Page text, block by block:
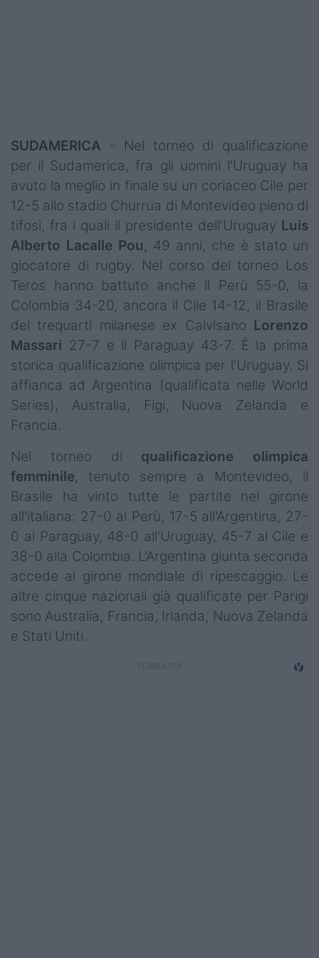
SUDAMERICA - Nel torneo di qualificazione
per il Sudamerica, fra gli uomini l'Uruguay ha
avuto la meglio in finale su un coriaceo Cile per
12-5 allo stadio Churrua di Montevideo pieno di
tifosi, fra i quali il presidente dell'Uruguay Luis
Alberto Lacalle Pou, 49 anni, che è stato un
giocatore di rugby. Nel corso del torneo Los
Teros hanno battuto anche il Perù 55-0, la
Colombia 34-20, ancora il Cile 14-12, il Brasile
del trequarti milanese ex Calvisano Lorenzo
Massari 27-7 e il Paraguay 43-7. È la prima
storica qualificazione olimpica per l'Uruguay. Si
affianca ad Argentina (qualificata nelle World
Series), Australia, Figi, Nuova Zelanda e
Francia.
Nel torneo di qualificazione olimpica
femminile, tenuto sempre a Montevideo, il
Brasile ha vinto tutte le partite nel girone
all'italiana: 27-0 al Perù, 17-5 all'Argentina, 27-
0 al Paraguay, 48-0 all'Uruguay, 45-7 al Cile e
38-0 alla Colombia. L'Argentina giunta seconda
accede al girone mondiale di ripescaggio. Le
altre cinque nazionali già qualificate per Parigi
sono Australia, Francia, Irlanda, Nuova Zelanda
e Stati Uniti.